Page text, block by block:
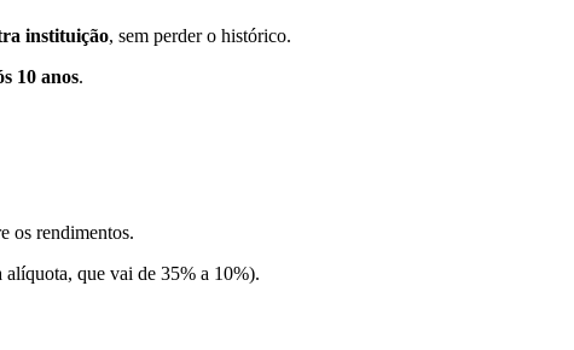
instituição, sem perder o histórico.
10 anos.
os rendimentos.
que vai de 35% a 10%).